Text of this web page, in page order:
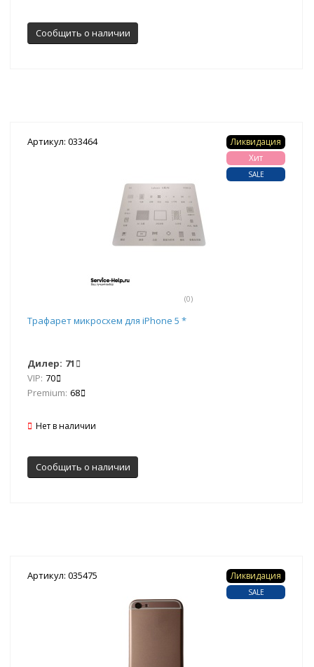
Сообщить о наличии
Артикул: 033464
(0)
Ликвидация
Хит
SALE
Трафарет микросхем для iPhone 5 *
Дилер: 71
VIP: 70
Premium: 68
Нет в наличии
Сообщить о наличии
Артикул: 035475 Ликвидация
SALE